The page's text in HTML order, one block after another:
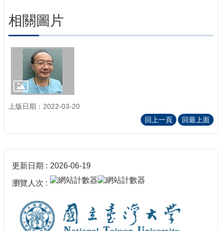
相關圖片
上版日期：2022-03-20
回上一頁
回最上面
更新日期 2026-06-19
瀏覽人次